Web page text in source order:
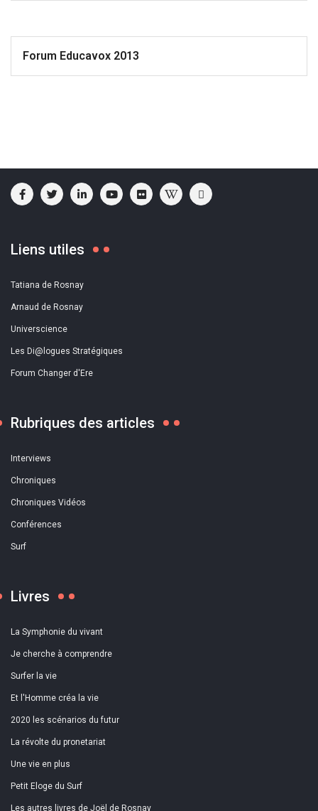
Forum Educavox 2013
Liens utiles
Tatiana de Rosnay
Arnaud de Rosnay
Universcience
Les Di@logues Stratégiques
Forum Changer d'Ere
Rubriques des articles
Interviews
Chroniques
Chroniques Vidéos
Conférences
Surf
Livres
La Symphonie du vivant
Je cherche à comprendre
Surfer la vie
Et l'Homme créa la vie
2020 les scénarios du futur
La révolte du pronetariat
Une vie en plus
Petit Eloge du Surf
Les autres livres de Joël de Rosnay